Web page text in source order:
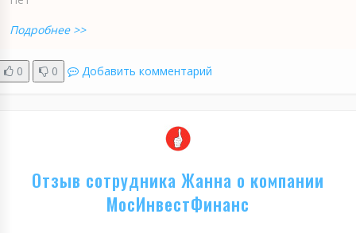
Подробнее >>
0 0 Добавить комментарий
Отзыв сотрудника Жанна о компании
МосИнвестФинанс